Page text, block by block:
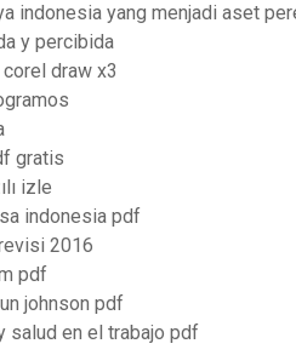
indonesia yang menjadi aset
y percibida
draw x3
gratis
izle
indonesia pdf
2016
pdf
johnson pdf
salud en el trabajo pdf